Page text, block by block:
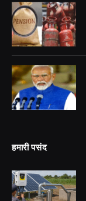
हमारी पसंद